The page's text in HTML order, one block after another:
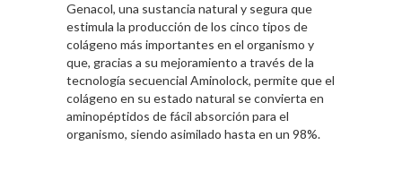
Genacol, una sustancia natural y segura que
estimula la producción de los cinco tipos de
colágeno más importantes en el organismo y
que, gracias a su mejoramiento a través de la
tecnología secuencial Aminolock, permite que el
colágeno en su estado natural se convierta en
aminopéptidos de fácil absorción para el
organismo, siendo asimilado hasta en un 98%.